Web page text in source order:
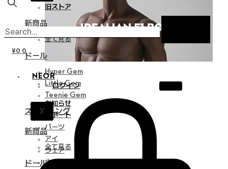
NEOR
ログイン
X
お知らせ
サポート
新商品
全て見る
ドール
旧ストア
新商品
全て見る
ドール
Hyper Gem
Little Gem
Teenie Gem
スタイリング
パーツ
アイ
ウェア
ウィッグ
¥0 0